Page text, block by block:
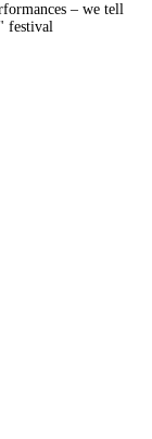
– we tell
festival